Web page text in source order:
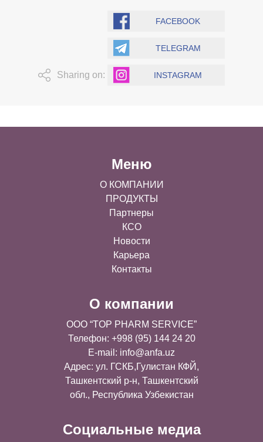
Sharing on:
FACEBOOK
TELEGRAM
INSTAGRAM
Меню
О КОМПАНИИ
ПРОДУКТЫ
Партнеры
КСО
Новости
Карьера
Контакты
О компании
OOO “TOP PHARM SERVICE”
Телефон: +998 (95) 144 24 20
E-mail: info@anfa.uz
Адрес: ул. ГСКБ,Гулистан КФЙ,
Ташкентский р-н, Ташкентский
обл., Республика Узбекистан
Социальные медиа